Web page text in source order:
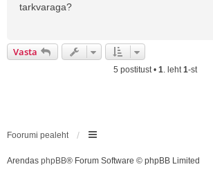
tarkvaraga?
Vasta
5 postitust • 1. leht1-st
Foorumi pealeht
Arendas phpBB® Forum Software © phpBB Limited